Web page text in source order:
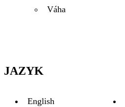
Váha
JAZYK
English